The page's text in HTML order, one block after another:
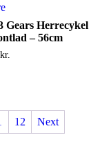
Gears Herrecykel
– 56cm
kr.
12 Next